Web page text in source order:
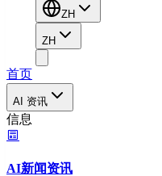
ZH
ZH
首页
AI 资讯
信息
AI新闻资讯